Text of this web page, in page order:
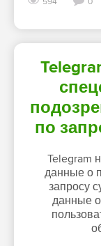
по
Telegram
данные о
запросу
данные